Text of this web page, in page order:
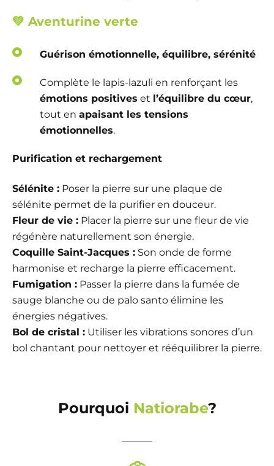
💚 Aventurine verte
Guérison émotionnelle, équilibre, sérénité
Complète le lapis-lazuli en renforçant les
émotions positives et l’équilibre du cœur,
tout en apaisant les tensions
émotionnelles.
Purification et rechargement
Sélénite : Poser la pierre sur une plaque de
sélénite permet de la purifier en douceur.
Fleur de vie : Placer la pierre sur une fleur de vie
régénère naturellement son énergie.
Coquille Saint-Jacques : Son onde de forme
harmonise et recharge la pierre efficacement.
Fumigation : Passer la pierre dans la fumée de
sauge blanche ou de palo santo élimine les
énergies négatives.
Bol de cristal : Utiliser les vibrations sonores d’un
bol chantant pour nettoyer et rééquilibrer la pierre.
Pourquoi Natiorabe?